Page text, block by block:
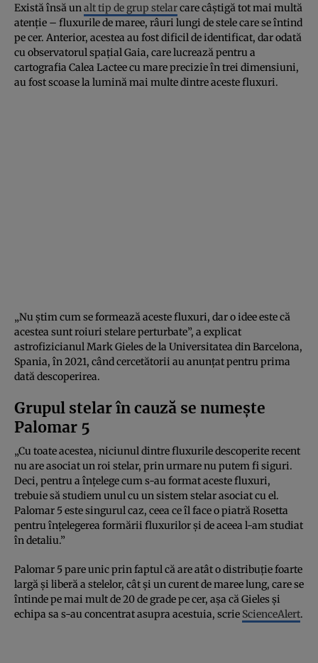
Există însă unalt tip de grup stelarcare câștigă tot mai multă
atenție – fluxurile de maree, râuri lungi de stele care se întind
pe cer. Anterior, acestea au fost dificil de identificat, dar odată
cu observatorul spațial Gaia, care lucrează pentru a
cartografia Calea Lactee cu mare precizie în trei dimensiuni,
au fost scoase la lumină mai multe dintre aceste fluxuri.
„Nu știm cum se formează aceste fluxuri, dar o idee este că
acestea sunt roiuri stelare perturbate”, a explicat
astrofizicianul Mark Gieles de la Universitatea din Barcelona,
Spania, în 2021, când cercetătorii au anunțat pentru prima
dată descoperirea.
Grupul stelar în cauză se numește
Palomar 5
„Cu toate acestea, niciunul dintre fluxurile descoperite recent
nu are asociat un roi stelar, prin urmare nu putem fi siguri.
Deci, pentru a înțelege cum s-au format aceste fluxuri,
trebuie să studiem unul cu un sistem stelar asociat cu el.
Palomar 5 este singurul caz, ceea ce îl face o piatră Rosetta
pentru înțelegerea formării fluxurilor și de aceea l-am studiat
în detaliu.”
Palomar 5 pare unic prin faptul că are atât o distribuție foarte
largă și liberă a stelelor, cât și un curent de maree lung, care se
întinde pe mai mult de 20 de grade pe cer, așa că Gieles și
echipa sa s-au concentrat asupra acestuia, scrie ScienceAlert.